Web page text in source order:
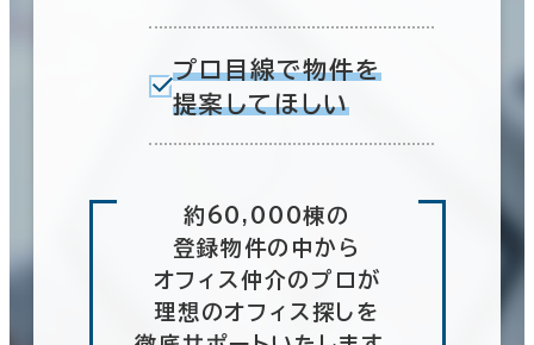
プロ目線で物件を
提案してほしい
約60,000棟の
登録物件の中から
オフィス仲介のプロが
理想のオフィス探しを